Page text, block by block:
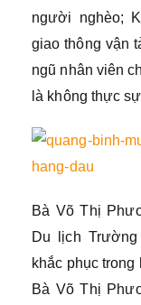
người nghèo;
giao thông vận
ngũ nhân viên
là không thực
Bà Võ Thị
Du lịch
khắc phục
Bà Võ Thị